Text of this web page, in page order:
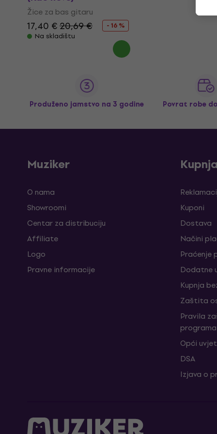
Žice za bas gitaru
17,40 €20,69 €
- 16 %
Na skladištu
Produženo jamstvo na 3 godine Povrat robe
Muziker
O nama
Showroomi
Centar za distribuciju
Affiliate
Logo
Pravne informacije
Kupnja
Kuponi
Dostava
Načini
Praćenje
Dodatne
Kupnja
Zaštita
Pravila
Opći
DSA
Izjava o